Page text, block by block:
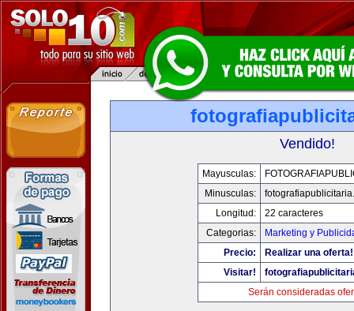
Vendido!
Mayusculas:
Minusculas:
Longitud:
22 caracteres
Categorias:
Marketing y
Precio:
Realizar una oferta!
Visitar!
Serán consideradas